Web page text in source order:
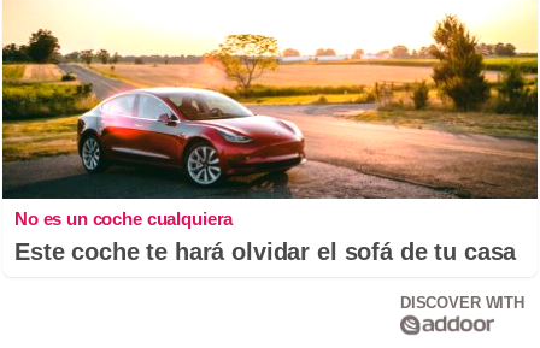
No es un coche cualquiera
Este coche te hará olvidar el sofá de tu casa
DISCOVER WITH